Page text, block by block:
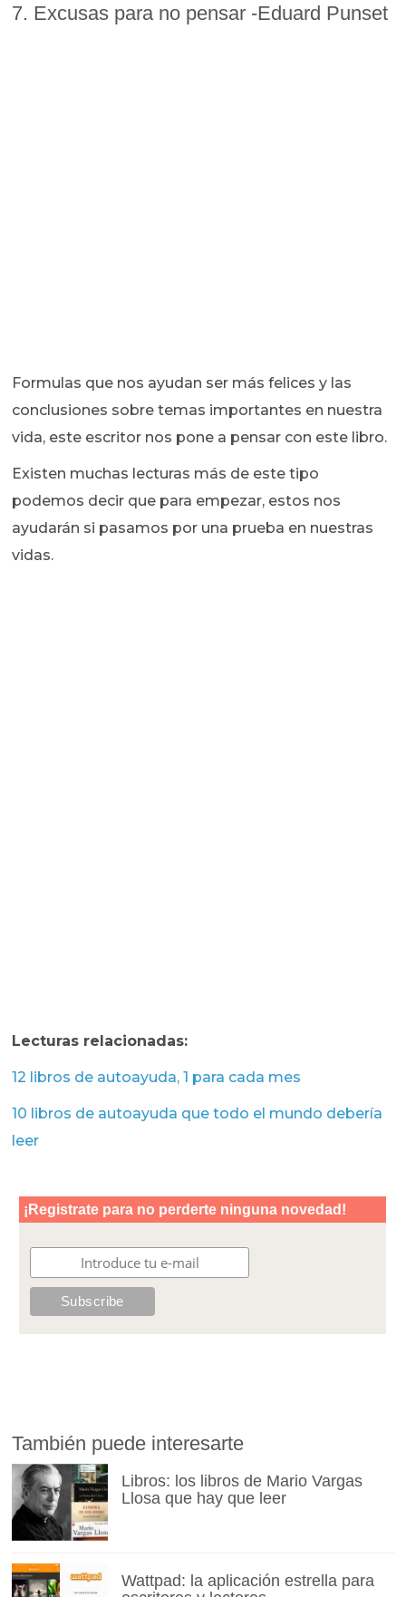
7. Excusas para no pensar -Eduard Punset
Formulas que nos ayudan ser más felices y las
conclusiones sobre temas importantes en nuestra
vida, este escritor nos pone a pensar con este libro.
Existen muchas lecturas más de este tipo
podemos decir que para empezar, estos nos
ayudarán si pasamos por una prueba en nuestras
vidas.
Lecturas relacionadas:
12 libros de autoayuda, 1 para cada mes
10 libros de autoayuda que todo el mundo debería
leer
También puede interesarte
Libros: los libros de Mario Vargas
Llosa que hay que leer
Wattpad: la aplicación estrella para